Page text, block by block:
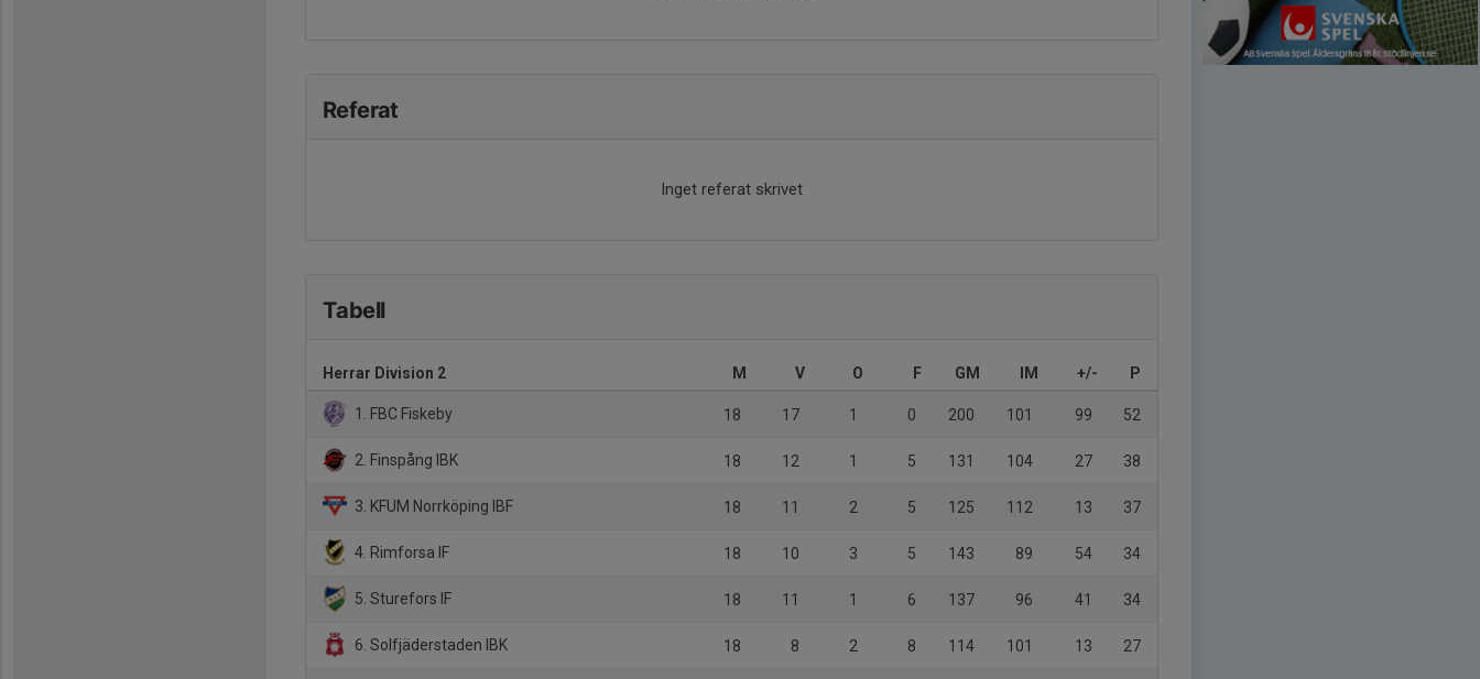
Referat
Inget referat skrivet
Tabell
Herrar Division 2 M V O F GM IM +/- P
1. FBC Fiskeby 18 17 1 0 200 101 99 52
2. Finspång IBK 18 12 1 5 131 104 27 38
3. KFUM Norrköping IBF 18 11 2 5 125 112 13 37
4. Rimforsa IF 18 10 3 5 143 89 54 34
5. Sturefors IF 18 11 1 6 137 96 41 34
6. Solfjäderstaden IBK 18 8 2 8 114 101 13 27